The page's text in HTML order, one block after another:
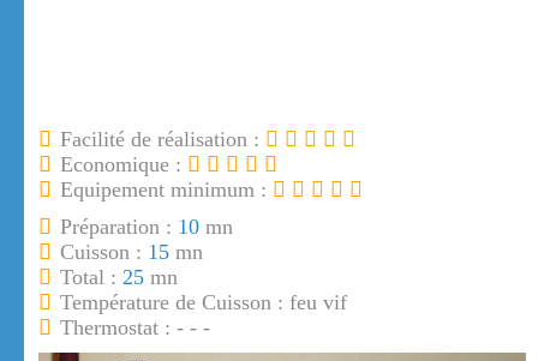
Facilité de réalisation :
Economique :
Equipement minimum :
Préparation : 10 mn
Cuisson : 15 mn
Total : 25 mn
Température de Cuisson : feu vif
Thermostat : - - -